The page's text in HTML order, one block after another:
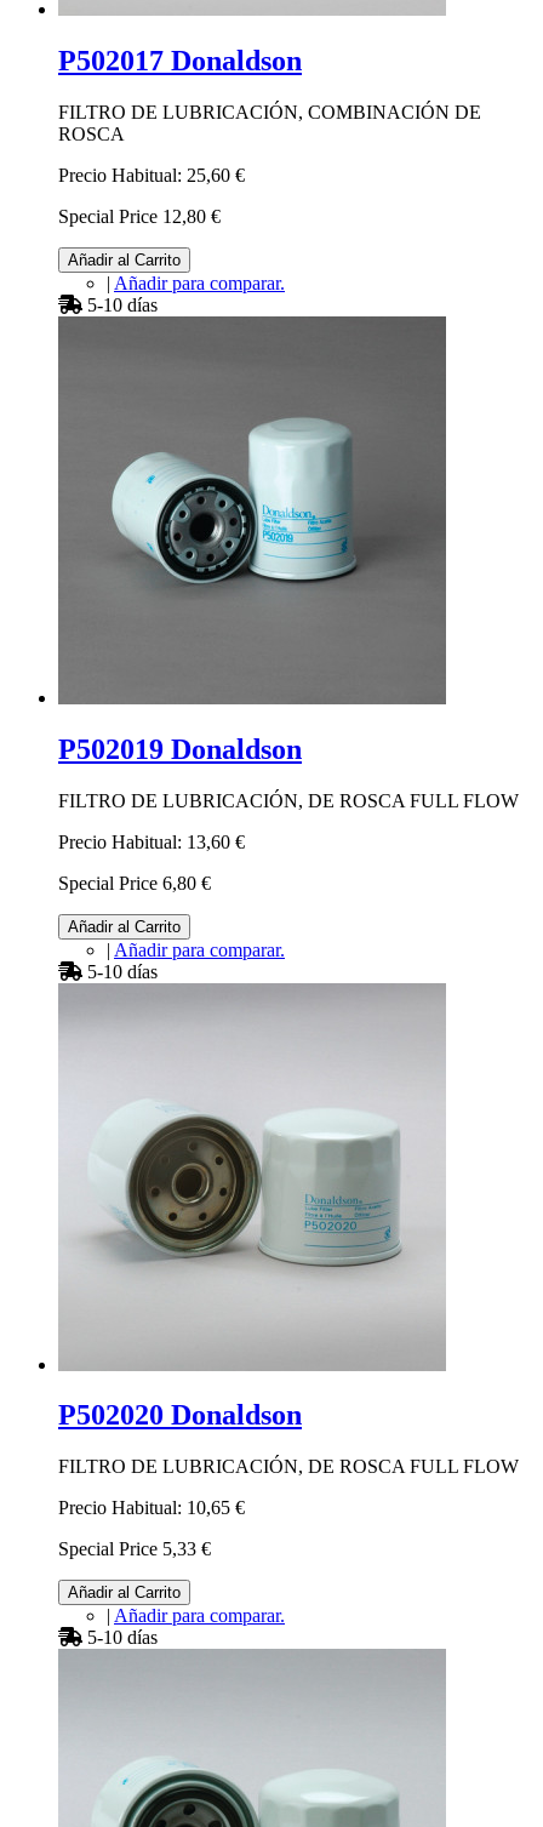
P502017 Donaldson
FILTRO DE LUBRICACIÓN, COMBINACIÓN DE
ROSCA
Precio Habitual: 25,60 €
Special Price 12,80 €
Añadir al Carrito
| Añadir para comparar.
5-10 días
P502019 Donaldson
FILTRO DE LUBRICACIÓN, DE ROSCA FULL FLOW
Precio Habitual: 13,60 €
Special Price 6,80 €
Añadir al Carrito
| Añadir para comparar.
5-10 días
P502020 Donaldson
FILTRO DE LUBRICACIÓN, DE ROSCA FULL FLOW
Precio Habitual: 10,65 €
Special Price 5,33 €
Añadir al Carrito
| Añadir para comparar.
5-10 días